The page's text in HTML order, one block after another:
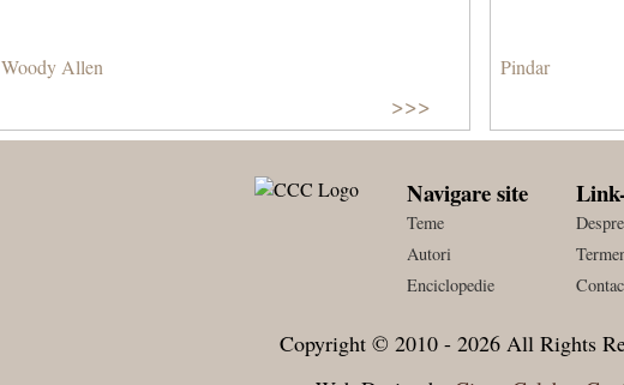
Woody Allen
>>>
Pindar
Navigare site
Teme
Autori
Enciclopedie
Copyright © 2010 - 2026 All Rights